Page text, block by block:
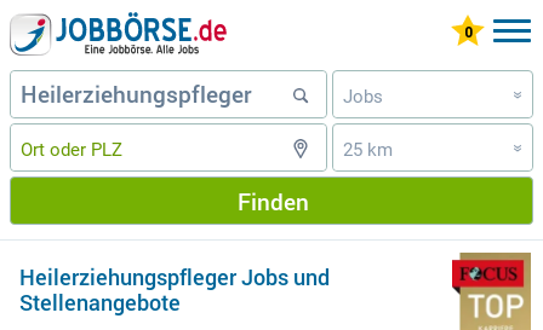
Jobs »
25 km »
Finden
Heilerziehungspfleger Jobs und
Stellenangebote